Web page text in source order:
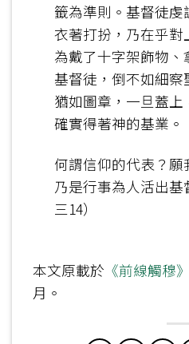
籤為準則。基督徒
衣著打扮，乃在乎對
為戴了十字架飾物
基督徒，倒不如細
猶如圖章，一旦蓋
確實得著神的基業。
何謂信仰的代表？願
乃是行事為人活出
三14）
本文原載於 《前線觸穆
月。